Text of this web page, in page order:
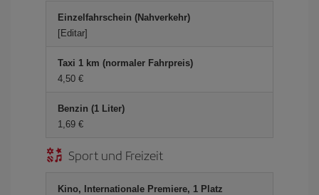
Einzelfahrschein (Nahverkehr)
[Editar]
Taxi 1 km (normaler Fahrpreis)
4,50 €
Benzin (1 Liter)
1,69 €
Sport und Freizeit
Kino, Internationale Premiere, 1 Platz